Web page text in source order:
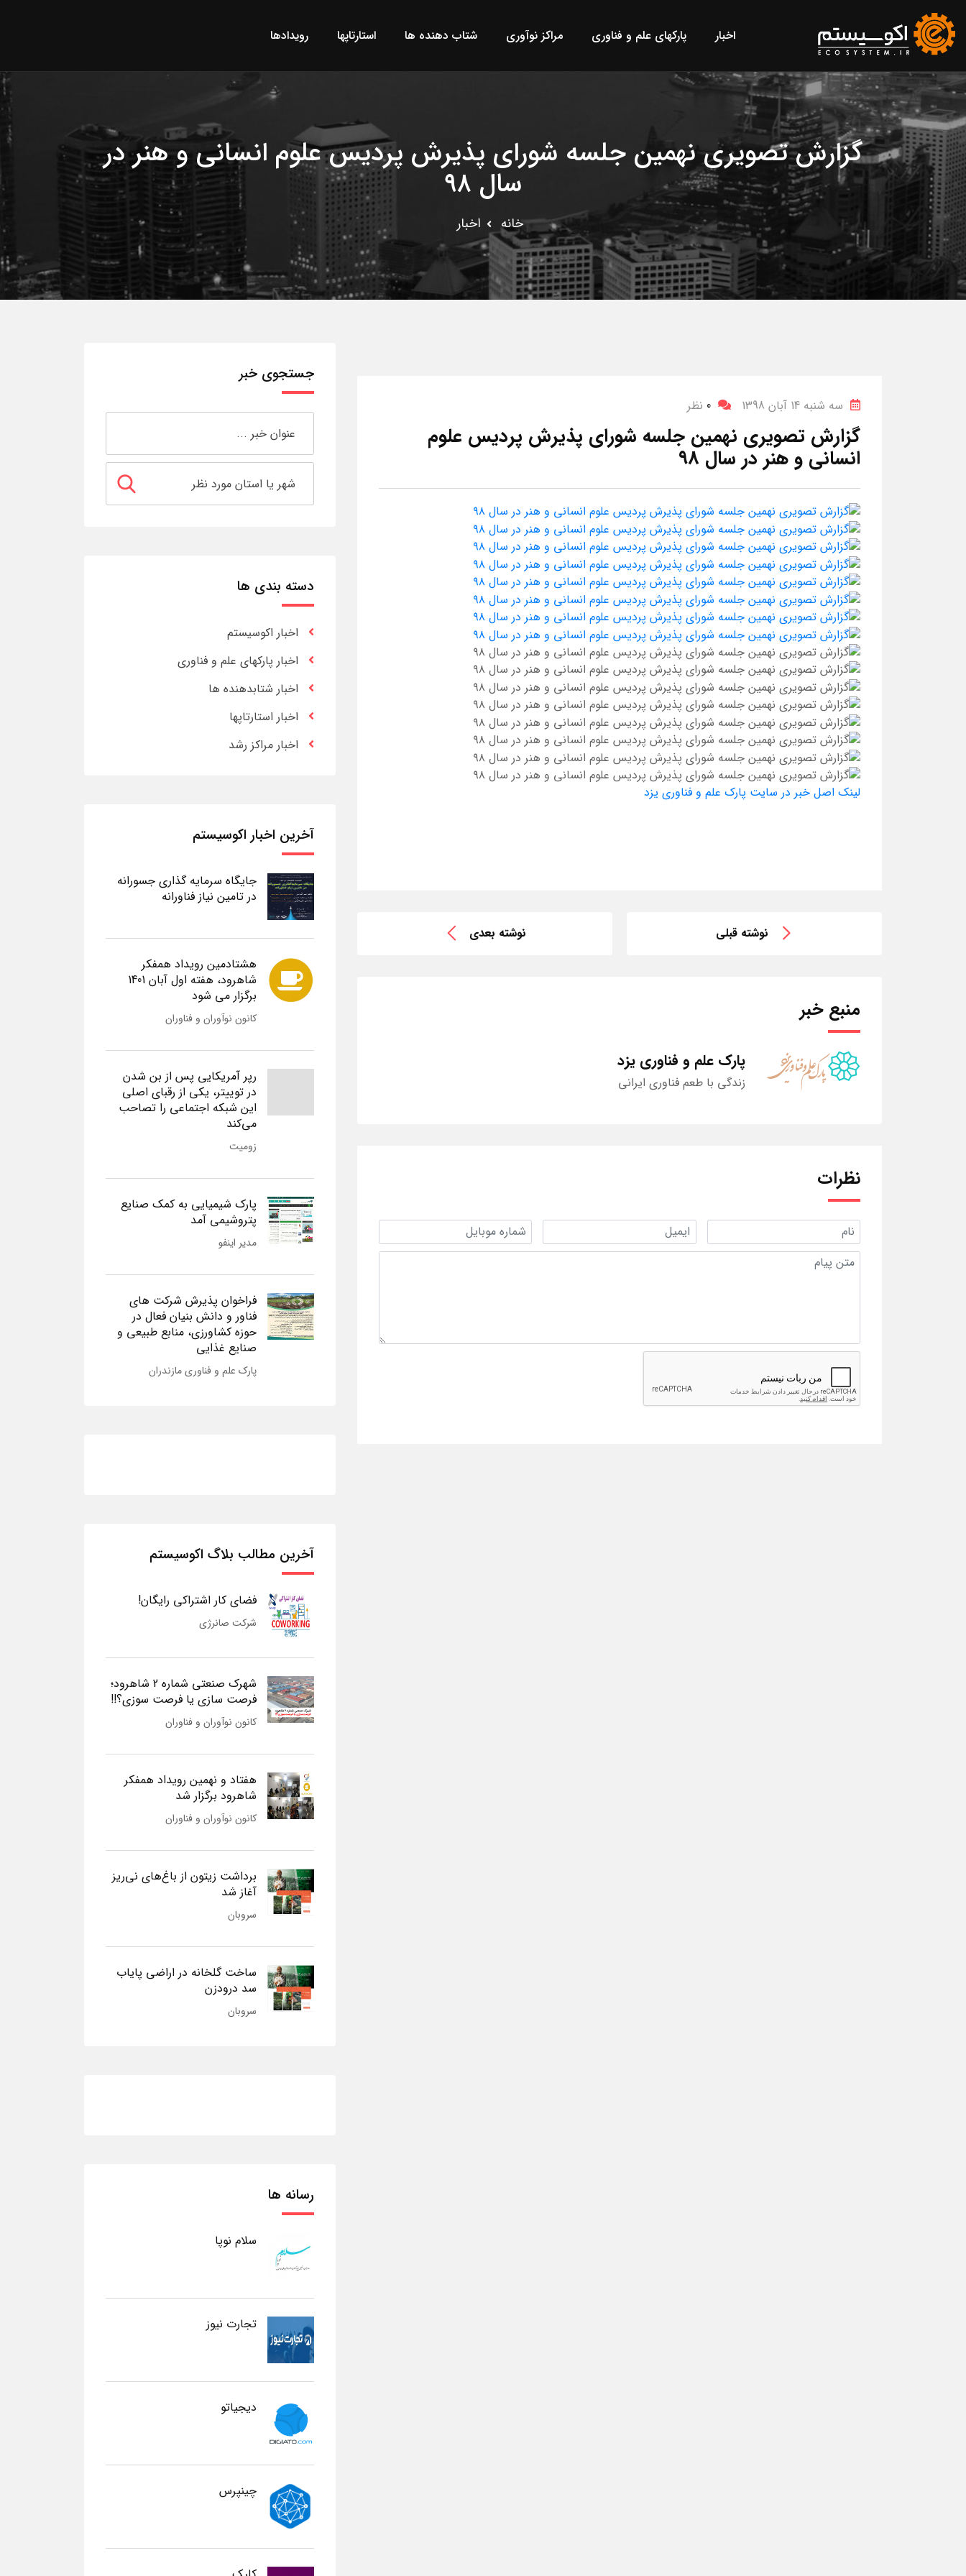
اخبار پارکهای علم و فناوری مراکز نوآوری شتاب دهنده ها استارتاپها رویدادها
گزارش تصویری نهمین جلسه شورای پذیرش پردیس علوم انسانی و هنر در
سال ۹۸
خانه اخبار
سه شنبه 14 آبان 1398 0 نظر
گزارش تصویری نهمین جلسه شورای پذیرش پردیس علوم
انسانی و هنر در سال ۹۸
لینک اصل خبر در سایت پارک علم و فناوری یزد
نوشته قبلی نوشته بعدی
منبع خبر
پارک علم و فناوری یزد
زندگی با طعم فناوری ایرانی
نظرات
جستجوی خبر
دسته بندی ها
اخبار اکوسیستم
اخبار پارکهای علم و فناوری
اخبار شتابدهنده ها
اخبار استارتاپها
اخبار مراکز رشد
آخرین اخبار اکوسیستم
جایگاه سرمایه گذاری جسورانه
در تامین نیاز فناورانه
هشتادمین رویداد همفکر
شاهرود، هفته اول آبان 1401
برگزار می شود
کانون نوآوران و فناوران
رپر آمریکایی پس از بن شدن
در توییتر، یکی از رقبای اصلی
این شبکه اجتماعی را تصاحب
می‌کند
زومیت
پارک شیمیایی به کمک صنایع
پتروشیمی آمد
مدیر اینفو
فراخوان پذیرش شرکت های
فناور و دانش بنیان فعال در
حوزه کشاورزی، منابع طبیعی و
صنایع غذایی
پارک علم و فناوری مازندران
آخرین مطالب بلاگ اکوسیستم
فضای کار اشتراکی رایگان!
شرکت صانرژی
شهرک صنعتی شماره 2 شاهرود؛
فرصت سازی یا فرصت سوزی؟!!
کانون نوآوران و فناوران
هفتاد و نهمین رویداد همفکر
شاهرود برگزار شد
کانون نوآوران و فناوران
برداشت زیتون از باغ‌های نی‌ریز
آغاز شد
سروبان
ساخت گلخانه در اراضی پایاب
سد درودزن
سروبان
رسانه ها
سلام نوپا
تجارت نیوز
دیجیاتو
چینپرس